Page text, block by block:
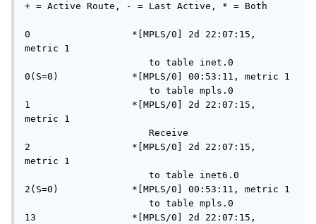
+ = Active Route, - = Last Active, * = Both
0                  *[MPLS/0] 2d 22:07:15,
metric 1
0(S=0)             *[MPLS/0] 00:53:11, metric 1
1                  *[MPLS/0] 2d 22:07:15,
metric 1
2                  *[MPLS/0] 2d 22:07:15,
metric 1
2(S=0)             *[MPLS/0] 00:53:11, metric 1
13                 *[MPLS/0] 2d 22:07:15,